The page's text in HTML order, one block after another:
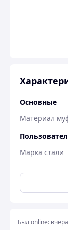
Основные
Материал
Марка стали
Стоимость
Был online: вчера